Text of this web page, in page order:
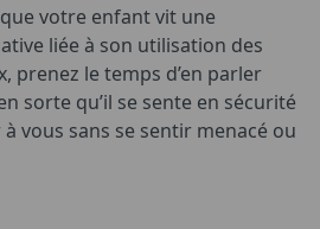
votre enfant vit une
liée à son utilisation des
prenez le temps d’en parler
sorte qu’il se sente en sécurité
vous sans se sentir menacé ou